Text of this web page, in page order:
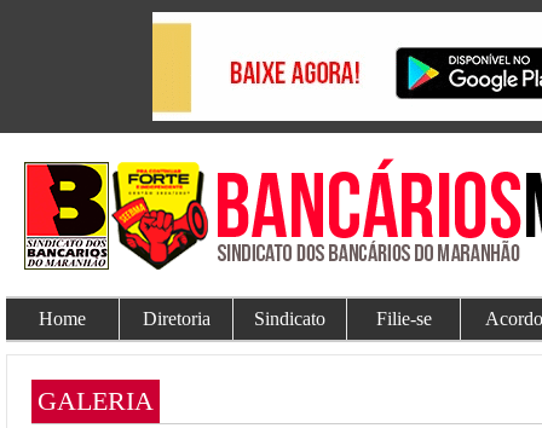
Home Diretoria Sindicato Filie-se
GALERIA